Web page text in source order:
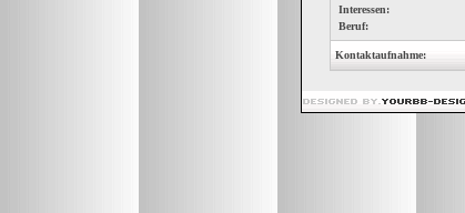
Interessen:
Beruf:
Kontaktaufnahme: